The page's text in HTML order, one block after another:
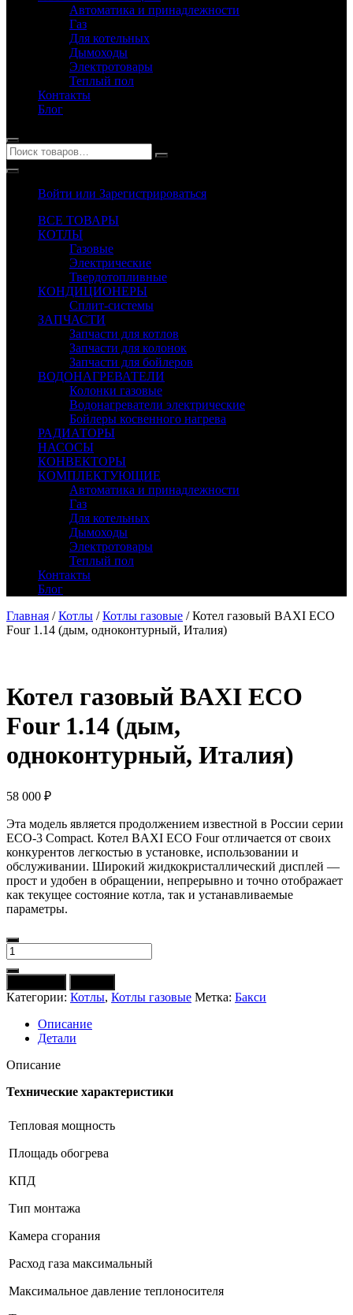
Автоматика и принадлежности
Газ
Для котельных
Дымоходы
Электротовары
Теплый пол
Контакты
Блог
Войти или Зарегистрироваться
ВСЕ ТОВАРЫ
КОТЛЫ
Газовые
Электрические
Твердотопливные
КОНДИЦИОНЕРЫ
Сплит-системы
ЗАПЧАСТИ
Запчасти для котлов
Запчасти для колонок
Запчасти для бойлеров
ВОДОНАГРЕВАТЕЛИ
Колонки газовые
Водонагреватели электрические
Бойлеры косвенного нагрева
РАДИАТОРЫ
НАСОСЫ
КОНВЕКТОРЫ
КОМПЛЕКТУЮЩИЕ
Автоматика и принадлежности
Газ
Для котельных
Дымоходы
Электротовары
Теплый пол
Контакты
Блог
Главная /Котлы /Котлы газовые / Котел газовый BAXI ECO
Four 1.14 (дым, одноконтурный, Италия)
Котел газовый BAXI ECO
Four 1.14 (дым,
одноконтурный, Италия)
58 000 ₽
Эта модель является продолжением известной в России серии
ECO-3 Compact. Котел BAXI ECO Four отличается от своих
конкурентов легкостью в установке, использовании и
обслуживании. Широкий жидкокристаллический дисплей —
прост и удобен в обращении, непрерывно и точно отображает
как текущее состояние котла, так и устанавливаемые
параметры.
Количество
товара
Котел
газовый
BAXI
ECO
Four
(дым,
Италия)
Категории: Котлы, Котлы газовые Метка: Бакси
Описание
Детали
Описание
Технические характеристики
Тепловая мощность
Площадь обогрева
КПД
Тип монтажа
Камера сгорания
Расход газа максимальный
Максимальное давление теплоносителя